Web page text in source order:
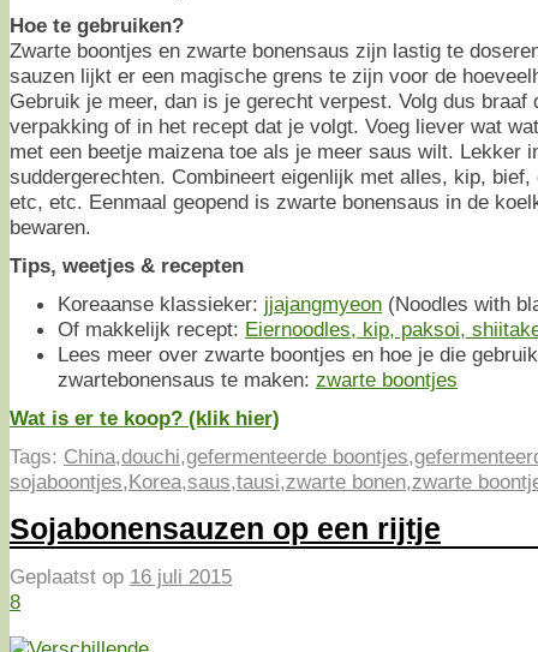
Hoe te gebruiken?
Zwarte boontjes en zwarte bonensaus zijn lastig te
sauzen lijkt er een magische grens te zijn voor de
Gebruik je meer, dan is je gerecht verpest. Volg dus braaf
verpakking of in het recept dat je volgt. Voeg liever wat
met een beetje maizena toe als je meer saus wilt. Lekker
suddergerechten. Combineert eigenlijk met alles, kip,
etc, etc. Eenmaal geopend is zwarte bonensaus in de
bewaren.
Tips, weetjes & recepten
Koreaanse klassieker: jjajangmyeon (Noodles with
Of makkelijk recept: Eiernoodles, kip, paksoi,
Lees meer over zwarte boontjes en hoe je die
zwartebonensaus te maken: zwarte boontjes
Wat is er te koop? (klik hier)
Tags: China,douchi,gefermenteerde boontjes,
sojaboontjes,Korea,saus,tausi,zwarte bonen,zwarte
Sojabonensauzen op een rijtje
Geplaatst op 16 juli 2015
8